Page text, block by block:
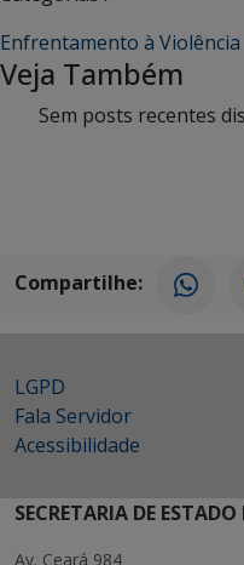
Enfrentamento à Violência
Veja Também
Sem posts recentes
Compartilhe:
LGPD
Fala Servidor
Acessibilidade
SECRETARIA DE
Av. Ceará 984